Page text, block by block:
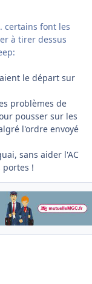
certains font les
à tirer dessus
le départ sur
problèmes de
pousser sur les
l'ordre envoyé
sans aider l'AC
!